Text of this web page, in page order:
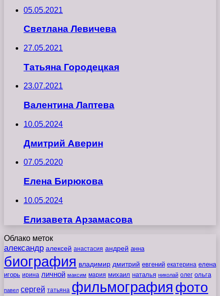
05.05.2021
Светлана Левичева
27.05.2021
Татьяна Городецкая
23.07.2021
Валентина Лаптева
10.05.2024
Дмитрий Аверин
07.05.2020
Елена Бирюкова
10.05.2024
Елизавета Арзамасова
Облако меток
александр алексей анастасия андрей анна
биография владимир дмитрий евгений екатерина елена
игорь ирина личной максим мария михаил наталья николай олег ольга
павел сергей татьяна фильмография фото